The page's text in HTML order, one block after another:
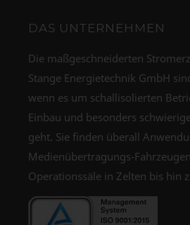
DAS UNTERNEHMEN
Die maßgeschneiderten
Stange Energietechnik GmbH
wenn es um schallisolierten
Einbau und besonders
geht. Sie finden überall
Medienübertragungs-
Operationssäle in Zelten bis hin